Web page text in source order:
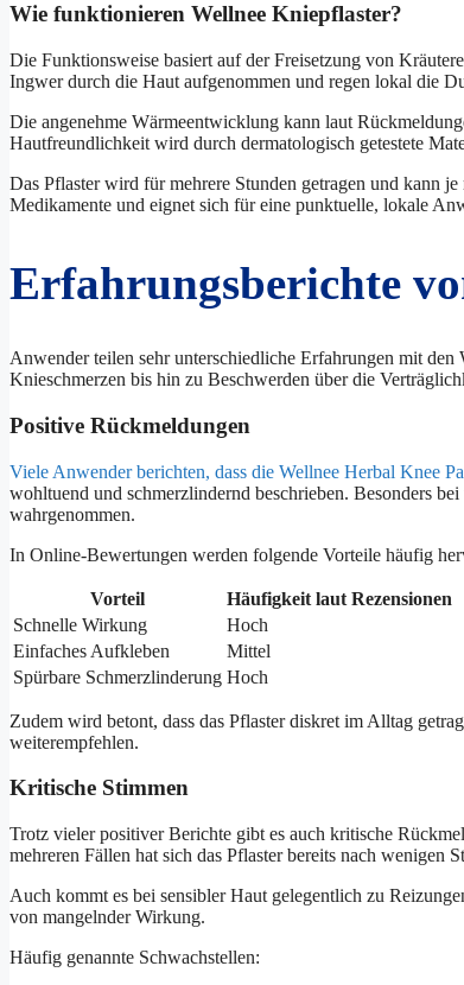
Wie funktionieren Wellnee Kniepflaster?
Die Funktionsweise basiert auf der Freisetzung von
Ingwer durch die Haut aufgenommen und regen lokal die
Die angenehme Wärmeentwicklung kann laut
Hautfreundlichkeit wird durch dermatologisch getestete
Das Pflaster wird für mehrere Stunden getragen und kann
Medikamente und eignet sich für eine punktuelle, lokale
Erfahrungsberichte
Anwender teilen sehr unterschiedliche Erfahrungen mit
Knieschmerzen bis hin zu Beschwerden über die
Positive Rückmeldungen
Viele Anwender berichten, dass die Wellnee Herbal Knee
wohltuend und schmerzlindernd beschrieben. Besonders
wahrgenommen.
In Online-Bewertungen werden folgende Vorteile häufig
Vorteil
Häufigkeit laut Rezensionen
Schnelle Wirkung
Hoch
Einfaches Aufkleben
Mittel
Spürbare Schmerzlinderung Hoch
Zudem wird betont, dass das Pflaster diskret im Alltag
weiterempfehlen.
Kritische Stimmen
Trotz vieler positiver Berichte gibt es auch kritische
mehreren Fällen hat sich das Pflaster bereits nach wenigen
Auch kommt es bei sensibler Haut gelegentlich zu
von mangelnder Wirkung.
Häufig genannte Schwachstellen: